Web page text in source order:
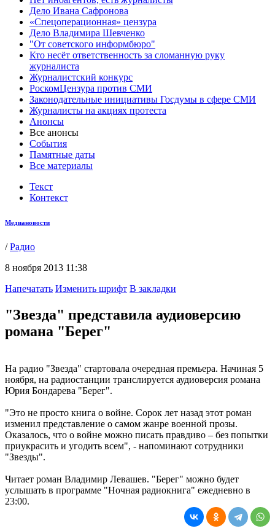
Дело Ивана Сафронова
«Спецоперационная» цензура
Дело Владимира Шевченко
"От советского информбюро"
Кто несёт ответственность за сломанную руку
журналиста
Журналистский конкурс
РоскомЦензура против СМИ
Законодательные инициативы Госдумы в сфере СМИ
Журналисты на акциях протеста
Анонсы
Все анонсы
События
Памятные даты
Все материалы
Текст
Контекст
Медиановости
/Радио
8 ноября 2013 11:38
Напечатать Изменить шрифт В закладки
"Звезда" представила аудиоверсию
романа "Берег"
На радио "Звезда" стартовала очередная премьера. Начиная 5
ноября, на радиостанции транслируется аудиоверсия романа
Юрия Бондарева "Берег".
"Это не просто книга о войне. Сорок лет назад этот роман
изменил представление о самом жанре военной прозы.
Оказалось, что о войне можно писать правдиво – без попытки
приукрасить и угодить всем", - напоминают сотрудники
"Звезды".
Читает роман Владимир Левашев. "Берег" можно будет
услышать в программе "Ночная радиокнига" ежедневно в
23:00.